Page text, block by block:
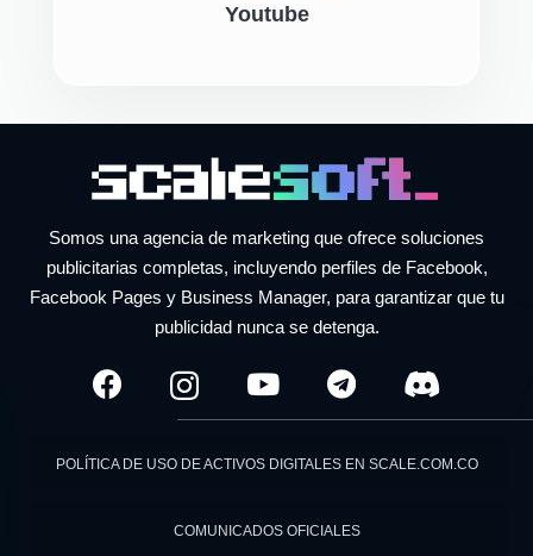
Youtube
Somos una agencia de marketing que ofrece soluciones
publicitarias completas, incluyendo perfiles de Facebook,
Facebook Pages y Business Manager, para garantizar que tu
publicidad nunca se detenga.
POLÍTICA DE USO DE ACTIVOS DIGITALES EN SCALE.COM.CO
COMUNICADOS OFICIALES